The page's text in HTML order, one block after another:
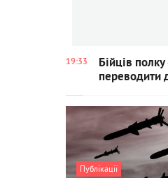
19:33
Бійців
переводити
Публікації